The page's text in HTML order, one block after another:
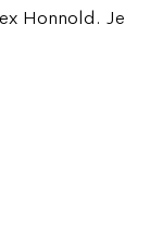
Honnold. Je